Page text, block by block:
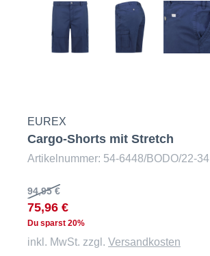
EUREX
Cargo-Shorts mit Stretch
Artikelnummer: 54-6448/BODO/22-34
94,95 €
75,96 €
Du sparst 20%
inkl. MwSt. zzgl. Versandkosten